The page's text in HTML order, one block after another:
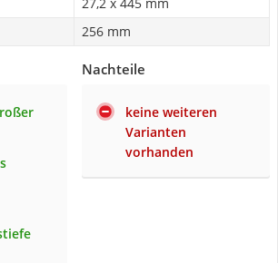
256 mm
Nachteile
keine weiteren
Varianten
vorhanden